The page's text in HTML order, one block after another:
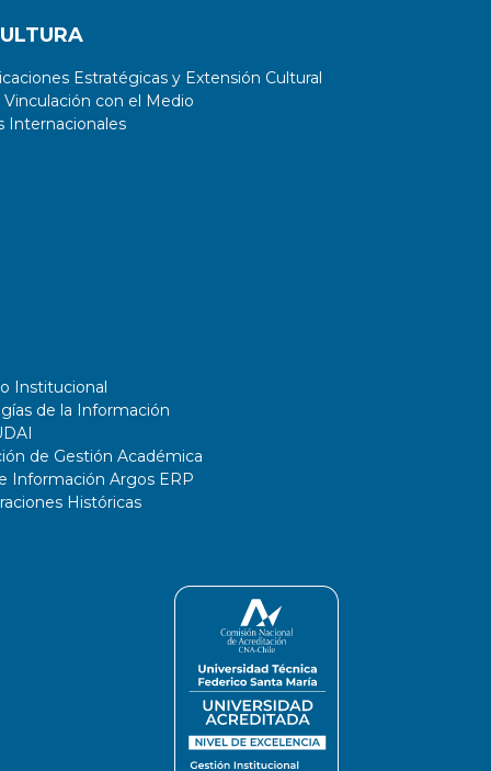
Estratégicas y Extensión Cultural
con el Medio
Internacionales
Institucional
de la Información
de Gestión Académica
Información Argos ERP
Históricas